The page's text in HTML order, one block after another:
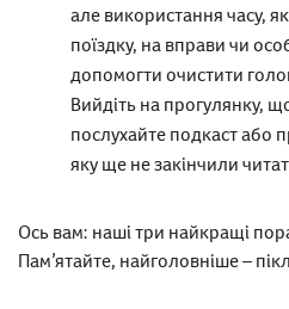
але використання часу,
поїздку, на вправи чи
допомогти очистити
Вийдіть на прогулянку,
послухайте подкаст або
яку ще не закінчили
Ось вам: наші три найкращі
Пам’ятайте, найголовніше –